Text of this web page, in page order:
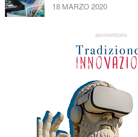
18 MARZO 2020
sponsorizzata